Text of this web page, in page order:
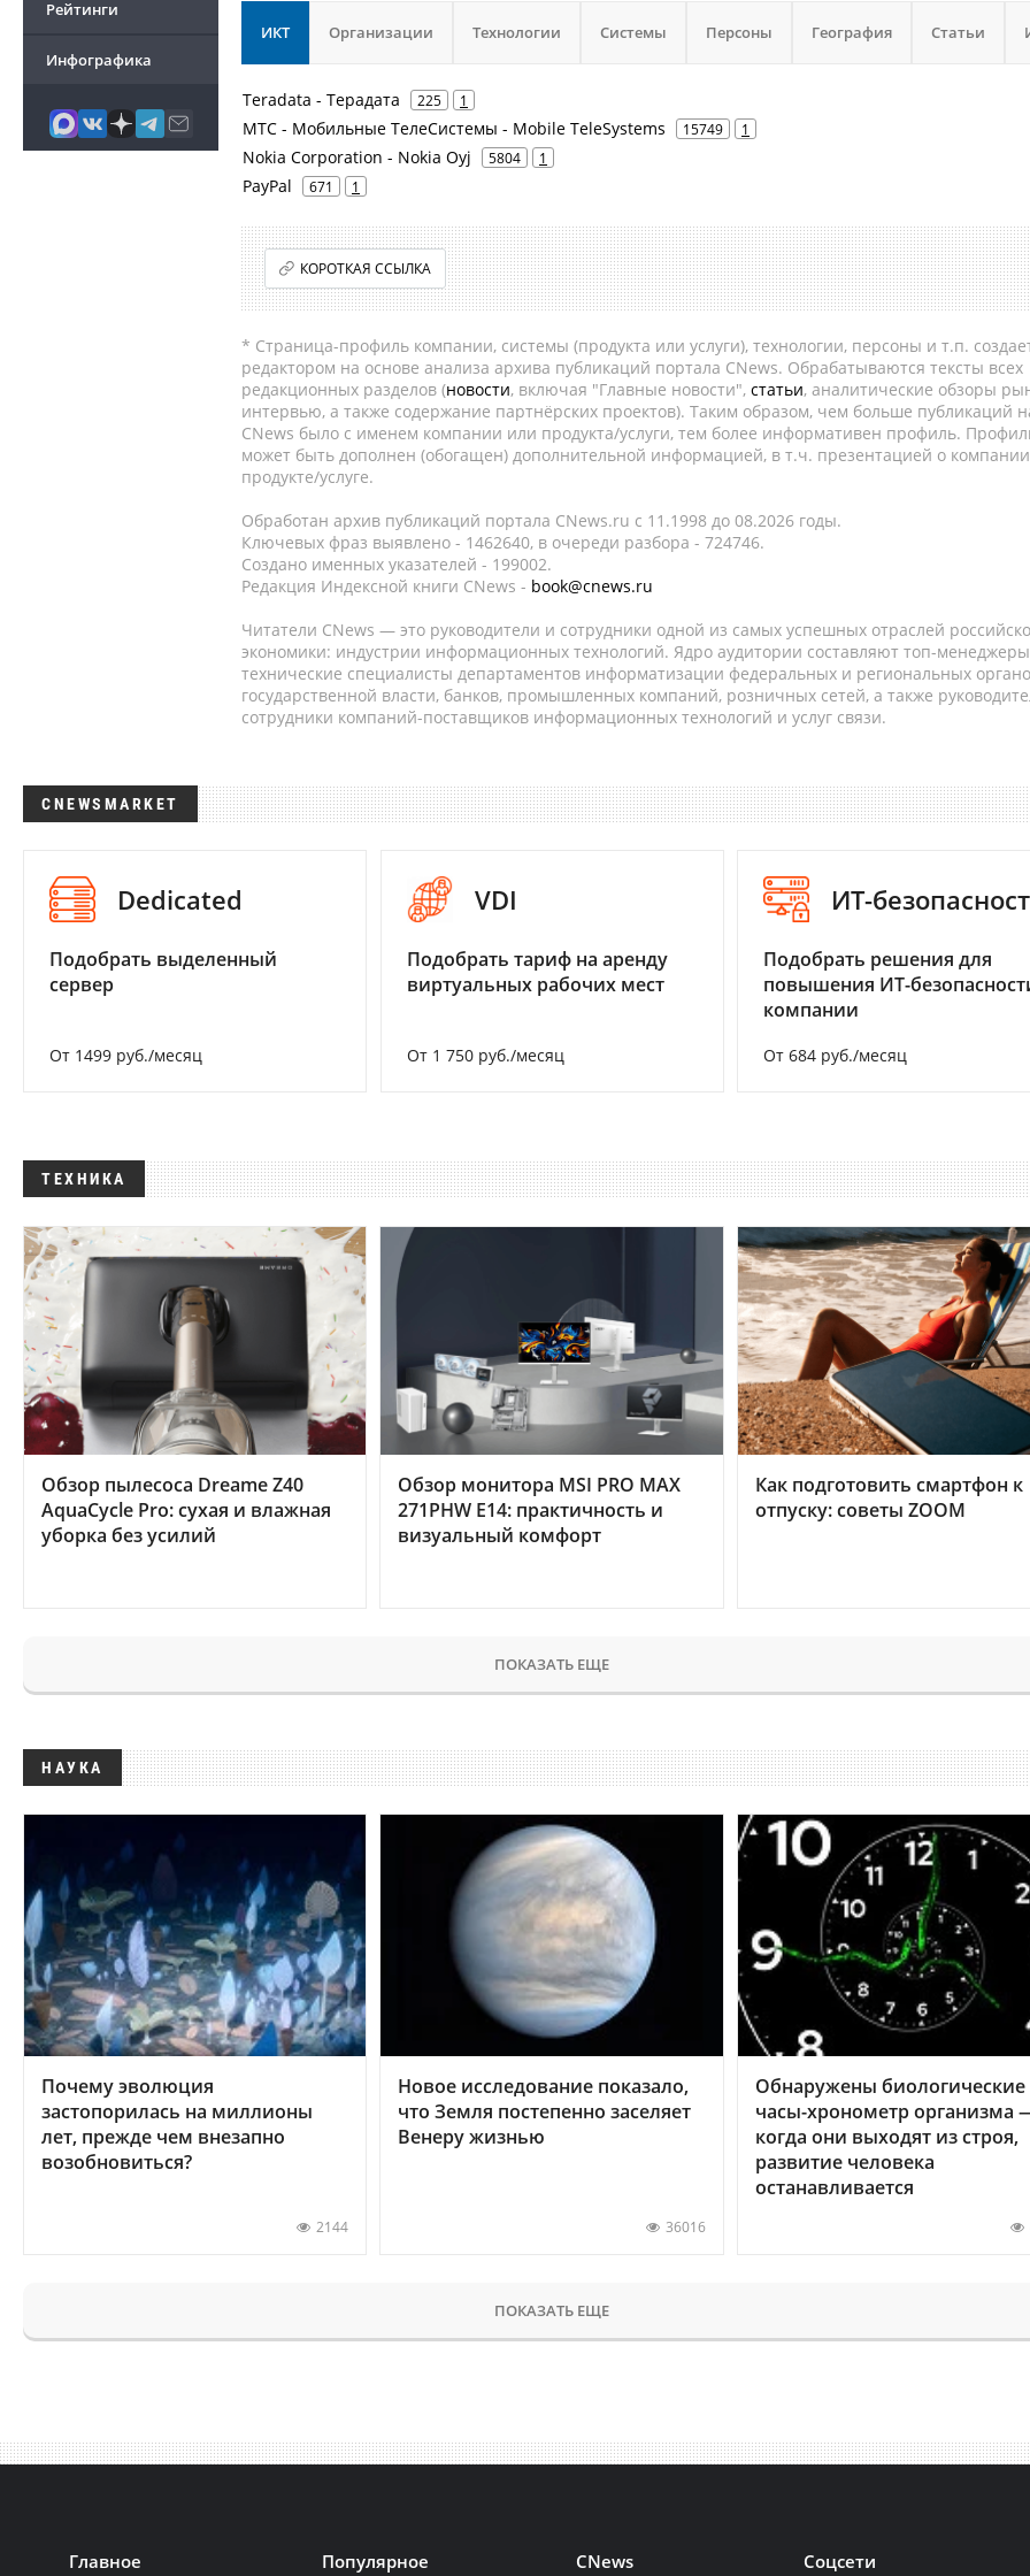
Рейтинги
Инфографика
ИКТ Организации Технологии Системы Персоны География Статьи
Teradata - Терадата 225 1
МТС - Мобильные ТелеСистемы - Mobile TeleSystems 15749 1
Nokia Corporation - Nokia Oyj 5804 1
PayPal 671 1
КОРОТКАЯ ССЫЛКА
* Страница-профиль компании, системы (продукта или услуги), технологии, персоны и т.п.
редактором на основе анализа архива публикаций портала CNews. Обрабатываются тексты всех
редакционных разделов (новости, включая "Главные новости", статьи, аналитические обзоры
интервью, а также содержание партнёрских проектов). Таким образом, чем больше публикаций
CNews было с именем компании или продукта/услуги, тем более информативен профиль.
может быть дополнен (обогащен) дополнительной информацией, в т.ч. презентацией о
продукте/услуге.
Обработан архив публикаций портала CNews.ru c 11.1998 до 08.2026 годы.
Ключевых фраз выявлено - 1462640, в очереди разбора - 724746.
Создано именных указателей - 199002.
Редакция Индексной книги CNews - book@cnews.ru
Читатели CNews — это руководители и сотрудники одной из самых успешных отраслей
экономики: индустрии информационных технологий. Ядро аудитории составляют топ-
технические специалисты департаментов информатизации федеральных и региональных
государственной власти, банков, промышленных компаний, розничных сетей, а также
сотрудники компаний-поставщиков информационных технологий и услуг связи.
CNEWSMARKET
Dedicated
Подобрать выделенный
сервер
От 1499 руб./месяц
VDI
Подобрать тариф на аренду
виртуальных рабочих мест
От 1 750 руб./месяц
ИТ-
Подобрать решения для
повышения ИТ-
компании
От 684 руб./месяц
ТЕХНИКА
Обзор пылесоса Dreame Z40
AquaCycle Pro: сухая и влажная
уборка без усилий
Обзор монитора MSI PRO MAX
271PHW E14: практичность и
визуальный комфорт
Как подготовить смартфон к
отпуску: советы ZOOM
ПОКАЗАТЬ ЕЩЕ
НАУКА
Почему эволюция
застопорилась на миллионы
лет, прежде чем внезапно
возобновиться?
2144
Новое исследование показало,
что Земля постепенно заселяет
Венеру жизнью
36016
Обнаружены биологические
часы-хронометр организма
когда они выходят из строя,
развитие человека
останавливается
ПОКАЗАТЬ ЕЩЕ
Главное Популярное CNews Соцсети